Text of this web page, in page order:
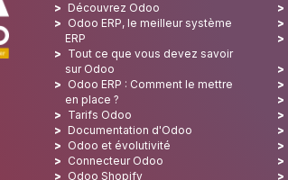
Découvrez Odoo
Odoo ERP, le meilleur système
ERP
Tout ce que vous devez savoir
sur Odoo
Odoo ERP : Comment le mettre
en place ?
Tarifs Odoo
Documentation d'Odoo
Odoo et évolutivité
Connecteur Odoo
Odoo Shopify